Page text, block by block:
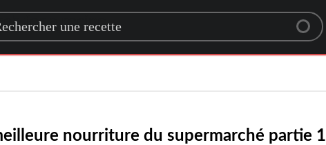
for a recipe
nourriture du supermarché partie 1